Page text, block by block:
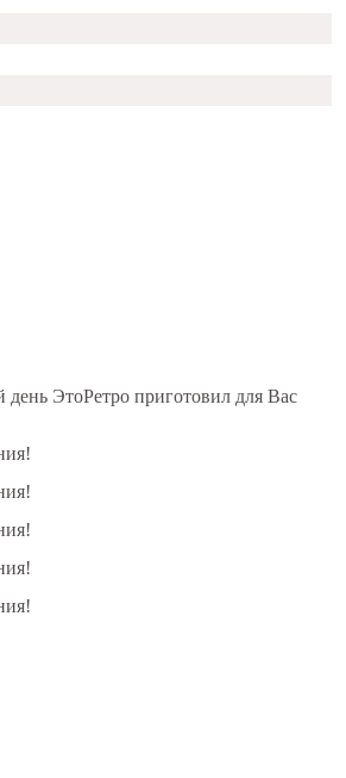
ЭтоРетро приготовил для Вас